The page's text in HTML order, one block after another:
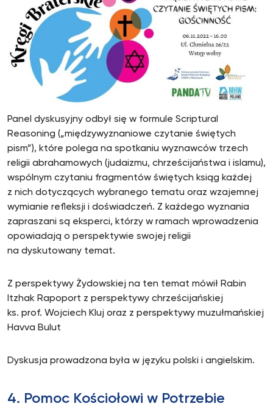
Panel dyskusyjny odbył się w formule Scriptural
Reasoning („międzywyznaniowe czytanie świętych
pism”), które polega na spotkaniu wyznawców trzech
religii abrahamowych (judaizmu, chrześcijaństwa i islamu),
wspólnym czytaniu fragmentów świętych ksiąg każdej
z nich dotyczących wybranego tematu oraz wzajemnej
wymianie refleksji i doświadczeń. Z każdego wyznania
zapraszani są eksperci, którzy w ramach wprowadzenia
opowiadają o perspektywie swojej religii
na dyskutowany temat.
Z perspektywy Żydowskiej na ten temat mówił Rabin
Itzhak Rapoport z perspektywy chrześcijańskiej
ks. prof. Wojciech Kluj oraz z perspektywy muzułmańskiej
Havva Bulut
Dyskusja prowadzona była w języku polski i angielskim.
4. Pomoc Kościołowi w Potrzebie